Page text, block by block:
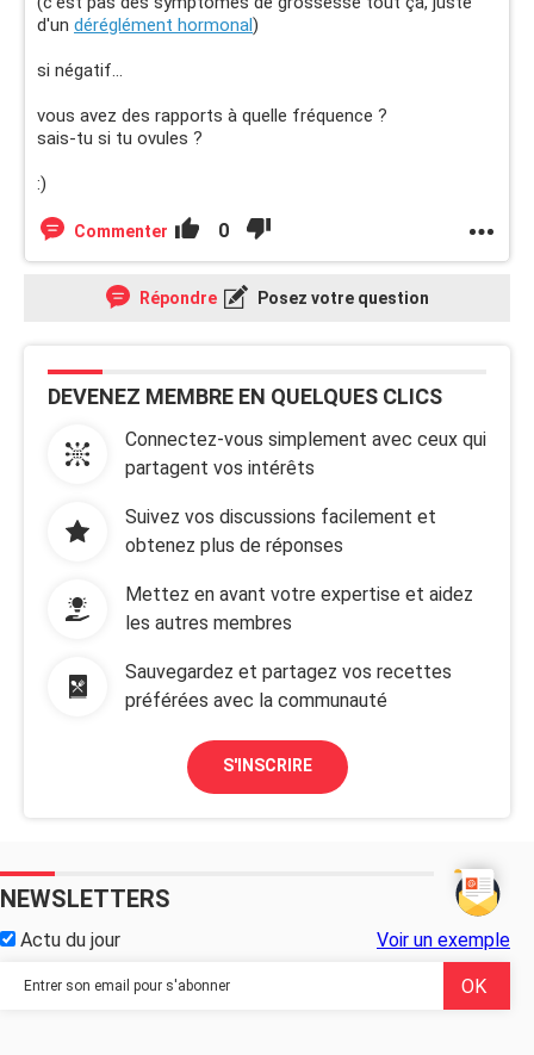
d'un déréglément hormonal)
si négatif...
vous avez des rapports à quelle fréquence ?
sais-tu si tu ovules ?
:)
Commenter 0
Répondre Posez votre question
DEVENEZ MEMBRE EN QUELQUES CLICS
Connectez-vous simplement avec ceux qui
partagent vos intérêts
Suivez vos discussions facilement et
obtenez plus de réponses
Mettez en avant votre expertise et aidez
les autres membres
Sauvegardez et partagez vos recettes
préférées avec la communauté
S'INSCRIRE
NEWSLETTERS
Actu du jour Voir un exemple